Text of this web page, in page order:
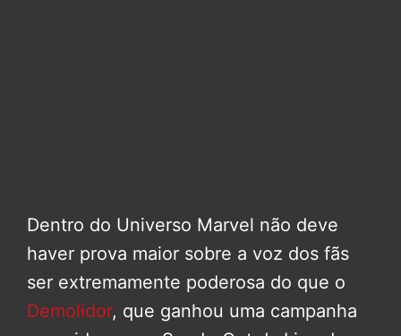
Dentro do Universo Marvel não deve
haver prova maior sobre a voz dos fãs
ser extremamente poderosa do que o
Demolidor, que ganhou uma campanha